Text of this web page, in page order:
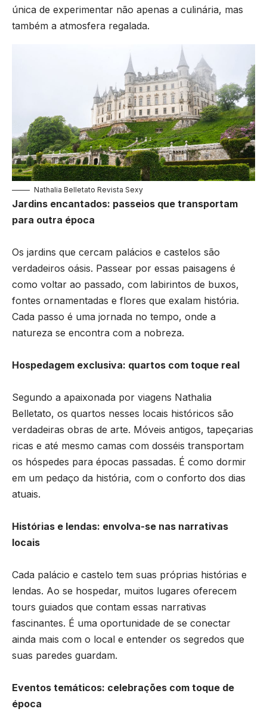
única de experimentar não apenas a culinária, mas
também a atmosfera regalada.
Nathalia Belletato Revista Sexy
Jardins encantados: passeios que transportam
para outra época
Os jardins que cercam palácios e castelos são
verdadeiros oásis. Passear por essas paisagens é
como voltar ao passado, com labirintos de buxos,
fontes ornamentadas e flores que exalam história.
Cada passo é uma jornada no tempo, onde a
natureza se encontra com a nobreza.
Hospedagem exclusiva: quartos com toque real
Segundo a apaixonada por viagens Nathalia
Belletato, os quartos nesses locais históricos são
verdadeiras obras de arte. Móveis antigos, tapeçarias
ricas e até mesmo camas com dosséis transportam
os hóspedes para épocas passadas. É como dormir
em um pedaço da história, com o conforto dos dias
atuais.
Histórias e lendas: envolva-se nas narrativas
locais
Cada palácio e castelo tem suas próprias histórias e
lendas. Ao se hospedar, muitos lugares oferecem
tours guiados que contam essas narrativas
fascinantes. É uma oportunidade de se conectar
ainda mais com o local e entender os segredos que
suas paredes guardam.
Eventos temáticos: celebrações com toque de
época